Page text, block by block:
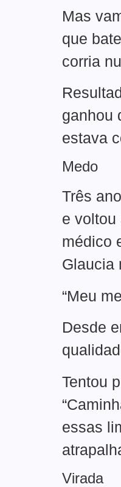
Mas
que
corria
ganhou
estava
Medo
Três
e voltou
médico
Glaucia
“Meu
Desde
Tentou
essas
Virada